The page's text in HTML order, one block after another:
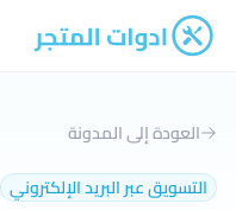
ادوات المتجر
العودة إلى المدونة
التسويق عبر البريد الإلكتروني